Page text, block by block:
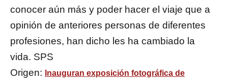
conocer aún más y poder hacer el viaje que a
opinión de anteriores personas de diferentes
profesiones, han dicho les ha cambiado la
vida. SPS
Origen:
Inauguran exposición fotográfica de